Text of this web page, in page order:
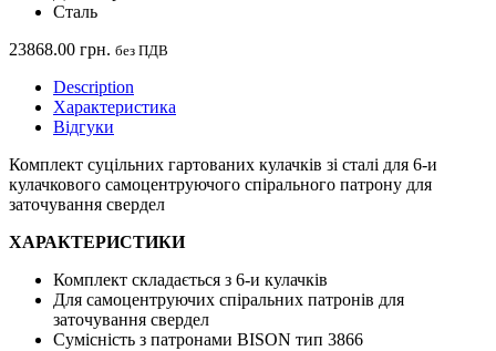
Сталь
23868.00 грн. без ПДВ
Description
Характеристика
Відгуки
Комплект суцільних гартованих кулачків зі сталі для 6-и
кулачкового самоцентруючого спірального патрону для
заточування свердел
ХАРАКТЕРИСТИКИ
Комплект складається з 6-и кулачків
Для самоцентруючих спіральних патронів для
заточування свердел
Сумісність з патронами BISON тип 3866